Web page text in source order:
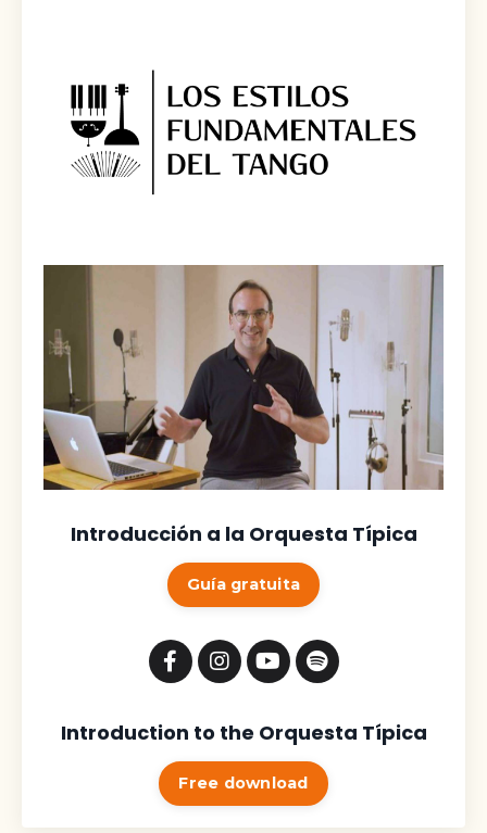
Introducción a la Orquesta Típica
Guía gratuita
Introduction to the Orquesta Típica
Free download